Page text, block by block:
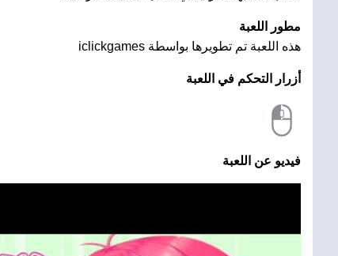
مطور اللعبة
هذه اللعبة تم تطويرها بواسطة iclickgames
أزرار التحكم في اللعبة
فيديو عن اللعبة